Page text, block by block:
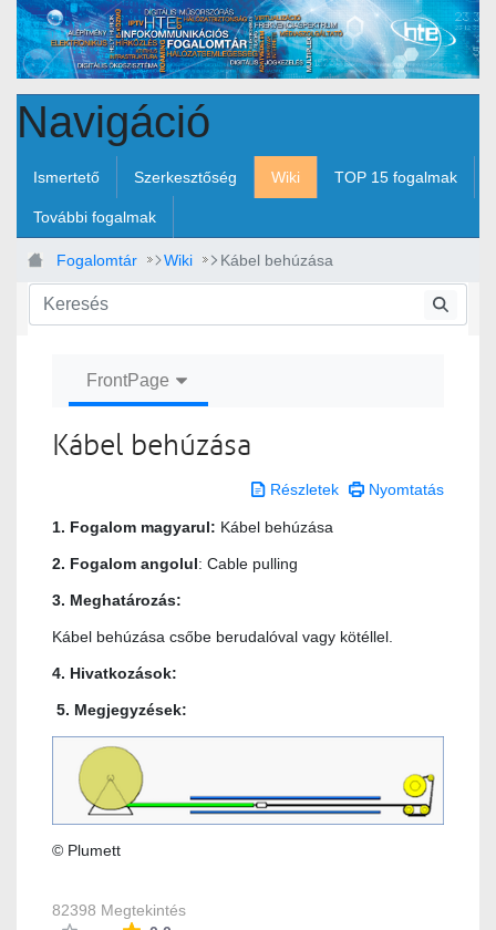
Ugrás a fő tartalomhoz
Navigáció
Ismertető Szerkesztőség Wiki TOP 15 fogalmak
További fogalmak
Fogalomtár Wiki Kábel behúzása
FrontPage
Kábel behúzása
Részletek Nyomtatás
1. Fogalom magyarul: Kábel behúzása
2. Fogalom angolul: Cable pulling
3. Meghatározás:
Kábel behúzása csőbe berudalóval vagy kötéllel.
4. Hivatkozások:
5. Megjegyzések:
© Plumett
82398 Megtekintés